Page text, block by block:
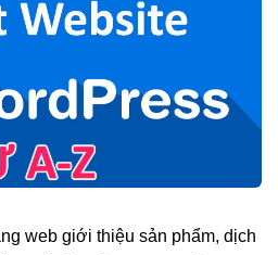
web giới thiệu sản phẩm, dịch